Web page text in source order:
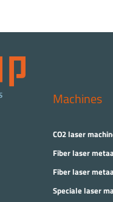
Machines
CO2 laser
Fiber laser
Fiber laser
Speciale laser